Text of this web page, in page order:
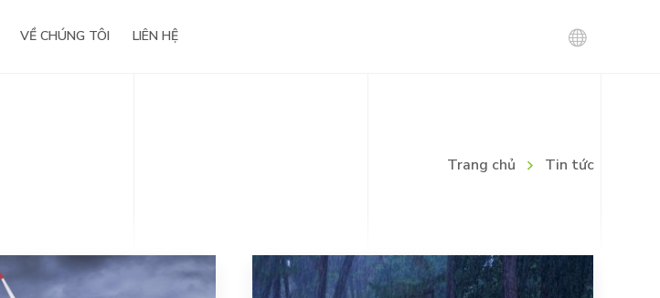
VỀ CHÚNG TÔI
Công nghệ & Giải pháp
LIÊN HỆ
Trang chủ Tin tức